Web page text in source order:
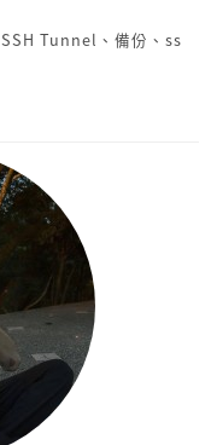
SSH Tunnel 、 備份 、 ss